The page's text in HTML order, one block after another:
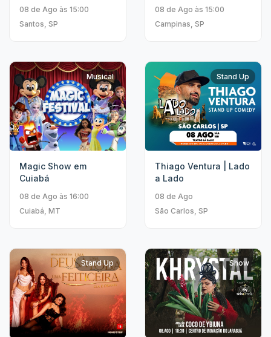
08 de Ago às 15:00
Santos, SP
08 de Ago às 15:00
Campinas, SP
Musical
Magic Show em
Cuiabá
08 de Ago às 16:00
Cuiabá, MT
Stand Up
Thiago Ventura | Lado
a Lado
08 de Ago
São Carlos, SP
Stand Up Show